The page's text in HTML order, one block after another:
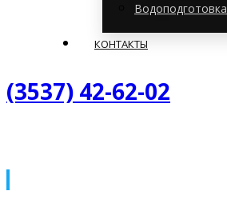
Водоподготовка
КОНТАКТЫ
(3537) 42-62-02